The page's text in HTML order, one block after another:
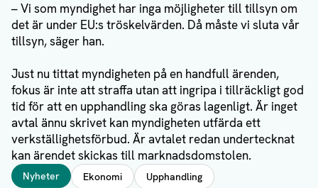
– Vi som myndighet har inga möjligheter till tillsyn om
det är under EU:s tröskelvärden. Då måste vi sluta vår
tillsyn, säger han.
Just nu tittat myndigheten på en handfull ärenden,
fokus är inte att straffa utan att ingripa i tillräckligt god
tid för att en upphandling ska göras lagenligt. Är inget
avtal ännu skrivet kan myndigheten utfärda ett
verkställighetsförbud. Är avtalet redan undertecknat
kan ärendet skickas till marknadsdomstolen.
Taggar
Nyheter Ekonomi Upphandling